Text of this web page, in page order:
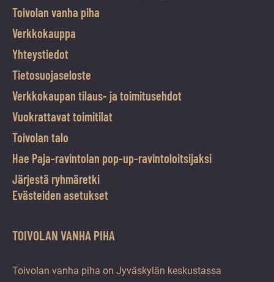
Toivolan vanha piha
Verkkokauppa
Yhteystiedot
Tietosuojaseloste
Verkkokaupan tilaus- ja toimitusehdot
Vuokrattavat toimitilat
Toivolan talo
Hae Paja-ravintolan pop-up-ravintoloitsijaksi
Järjestä ryhmäretki
Evästeiden asetukset
TOIVOLAN VANHA PIHA
Toivolan vanha piha on Jyväskylän keskustassa